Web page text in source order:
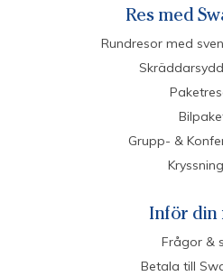
Res med
Rundresor med
Grupp- &
Inför din
Frågor &
Betala till